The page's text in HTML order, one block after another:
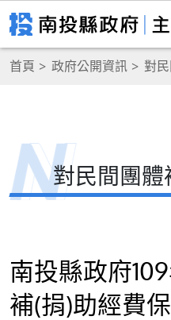
首頁 政府公開資訊 對
對民間團體
南投縣政府
補(捐)助經費